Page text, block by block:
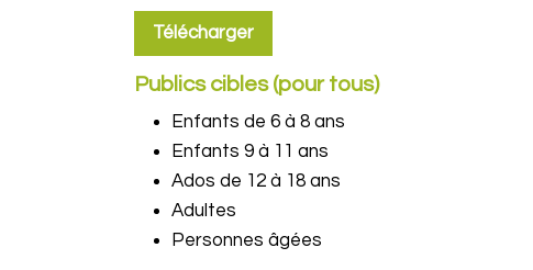
Télécharger
Publics cibles (pour tous)
Enfants de 6 à 8 ans
Enfants 9 à 11 ans
Ados de 12 à 18 ans
Adultes
Personnes âgées